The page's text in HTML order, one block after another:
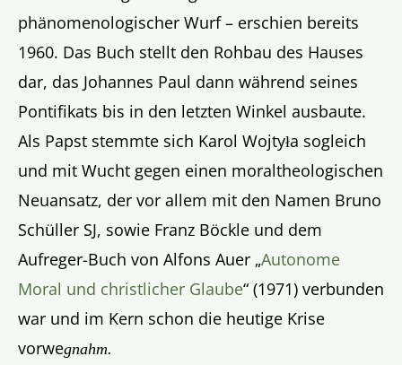
phänomenologischer Wurf – erschien bereits
1960. Das Buch stellt den Rohbau des Hauses
dar, das Johannes Paul dann während seines
Pontifikats bis in den letzten Winkel ausbaute.
Als Papst stemmte sich Karol Wojtyła sogleich
und mit Wucht gegen einen moraltheologischen
Neuansatz, der vor allem mit den Namen Bruno
Schüller SJ, sowie Franz Böckle und dem
Aufreger-Buch von Alfons Auer „Autonome
Moral und christlicher Glaube“ (1971) verbunden
war und im Kern schon die heutige Krise
vorwegnahm.